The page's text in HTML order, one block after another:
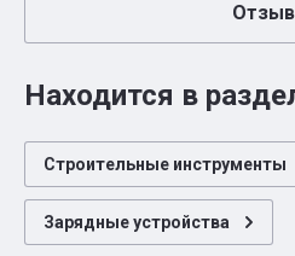
Находится в
Строительные инструменты
Зарядные устройства